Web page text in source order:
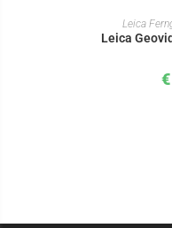
IN
Leica
Leica
€